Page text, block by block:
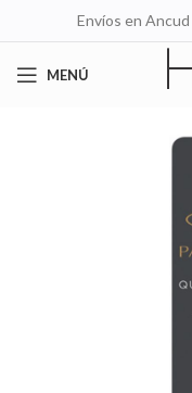
Envíos en
MENÚ